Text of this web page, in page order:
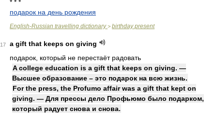
* * *
подарок на день рождения
English-Russian travelling dictionary> birthday present
17
a gift that keeps on giving
подарок, который не перестаёт радовать
A college education is a gift that keeps on giving. —
Высшее образование – это подарок на всю жизнь.
For the press, the Profumo affair was a gift that kept on
giving. — Для прессы дело Профьюмо было подарком,
который радует снова и снова.